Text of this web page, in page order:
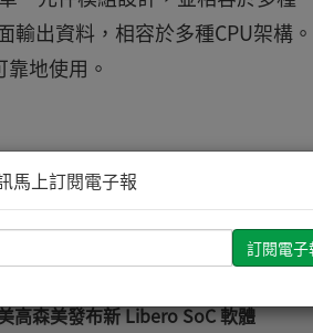
輸出資料，相容於多種CPU架構。
地使用。
高森美發布新 Libero SoC 軟體
馬上訂閱電子報
輸
您